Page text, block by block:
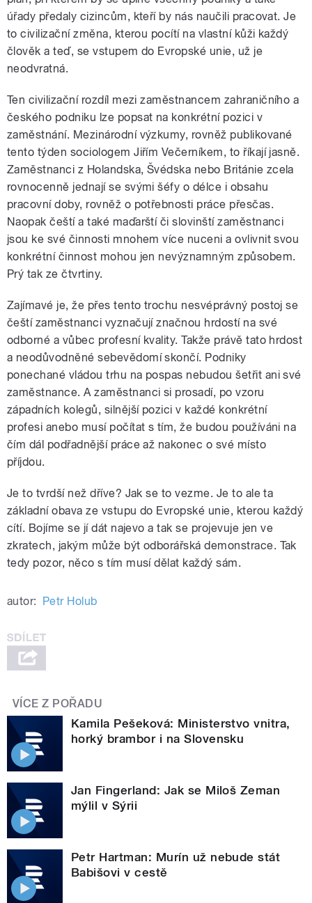
úřady předaly cizincům, kteří by nás naučili pracovat. Je
to civilizační změna, kterou pocítí na vlastní kůži každý
člověk a teď, se vstupem do Evropské unie, už je
neodvratná.
Ten civilizační rozdíl mezi zaměstnancem zahraničního a
českého podniku lze popsat na konkrétní pozici v
zaměstnání. Mezinárodní výzkumy, rovněž publikované
tento týden sociologem Jiřím Večerníkem, to říkají jasně.
Zaměstnanci z Holandska, Švédska nebo Británie zcela
rovnocenně jednají se svými šéfy o délce i obsahu
pracovní doby, rovněž o potřebnosti práce přesčas.
Naopak čeští a také maďarští či slovinští zaměstnanci
jsou ke své činnosti mnohem více nuceni a ovlivnit svou
konkrétní činnost mohou jen nevýznamným způsobem.
Prý tak ze čtvrtiny.
Zajímavé je, že přes tento trochu nesvéprávný postoj se
čeští zaměstnanci vyznačují značnou hrdostí na své
odborné a vůbec profesní kvality. Takže právě tato hrdost
a neodůvodněné sebevědomí skončí. Podniky
ponechané vládou trhu na pospas nebudou šetřit ani své
zaměstnance. A zaměstnanci si prosadí, po vzoru
západních kolegů, silnější pozici v každé konkrétní
profesi anebo musí počítat s tím, že budou používáni na
čím dál podřadnější práce až nakonec o své místo
příjdou.
Je to tvrdší než dříve? Jak se to vezme. Je to ale ta
základní obava ze vstupu do Evropské unie, kterou každý
cítí. Bojíme se jí dát najevo a tak se projevuje jen ve
zkratech, jakým může být odborářská demonstrace. Tak
tedy pozor, něco s tím musí dělat každý sám.
autor: Petr Holub
VÍCE Z POŘADU
Kamila Pešeková: Ministerstvo vnitra,
horký brambor i na Slovensku
Jan Fingerland: Jak se Miloš Zeman
mýlil v Sýrii
Petr Hartman: Murín už nebude stát
Babišovi v cestě